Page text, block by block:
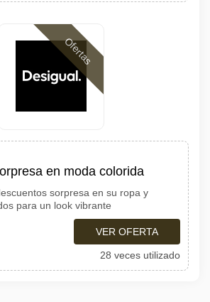
Ofertas
en moda colorida
sorpresa en su ropa y
para un look vibrante
VER OFERTA
28 veces utilizado